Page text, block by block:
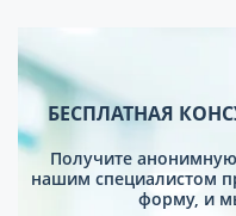
БЕСПЛАТНАЯ
Получите
нашим специалистом
форму, и